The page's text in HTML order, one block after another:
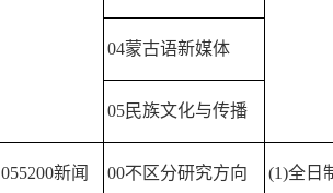
04蒙古语新媒体
05民族文化与传播
055200新闻 00不区分研究方向 (1)全日